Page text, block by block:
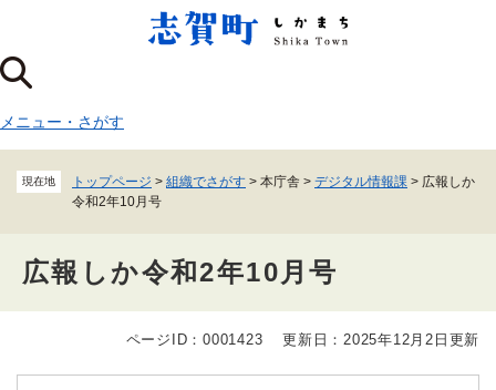
ジ
の
頭
で
メニューを飛ばして本文へ
メニュー ・ さがす
現在地 トップページ > 組織でさがす > 本庁舎 > デジタル情報課 > 広報しか
令和2年10月号
広報しか令和2年10月号
文
ページID：0001423 更新日：2025年12月2日更新